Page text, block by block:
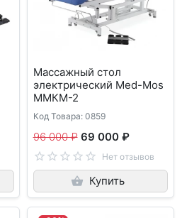
Массажный стол
электрический Med-Mos
ММКМ-2
Код Товара: 0859
96 000 ₽ 69 000 ₽
Нет отзывов
Купить